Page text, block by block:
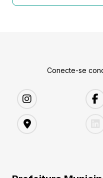
Conecte-se